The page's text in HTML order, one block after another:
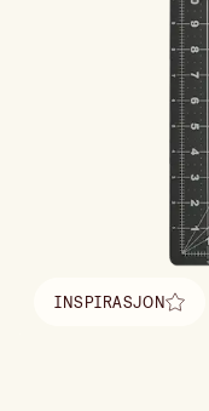
INSPIRASJON